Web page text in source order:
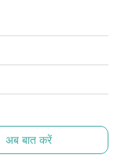
अब बात करें